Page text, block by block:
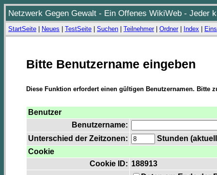
Netzwerk Gegen Gewalt - Ein Offenes WikiWeb - Jeder
StartSeite Neues TestSeite Suchen Teilnehmer| Ordner| Index
Bitte Benutzername eingeben
Diese Funktion erfordert einen gültigen Benutzernamen. Bitte
Benutzer
Benutzername:
Unterschied der Zeitzonen:
Stunden
Cookie
Cookie ID: 188913